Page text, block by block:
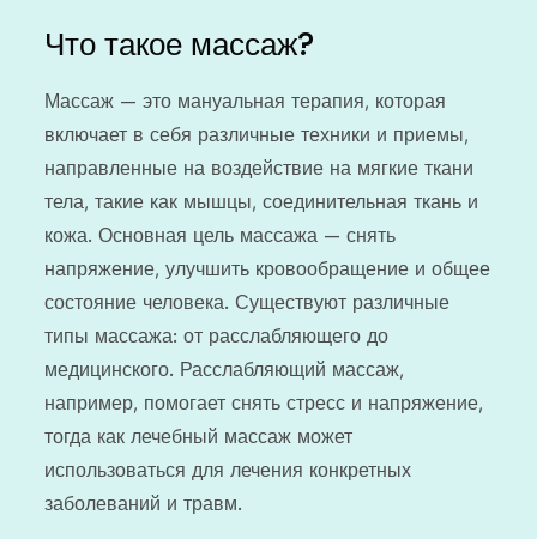
Что такое массаж?
Массаж — это мануальная терапия, которая
включает в себя различные техники и приемы,
направленные на воздействие на мягкие ткани
тела, такие как мышцы, соединительная ткань и
кожа. Основная цель массажа — снять
напряжение, улучшить кровообращение и общее
состояние человека. Существуют различные
типы массажа: от расслабляющего до
медицинского. Расслабляющий массаж,
например, помогает снять стресс и напряжение,
тогда как лечебный массаж может
использоваться для лечения конкретных
заболеваний и травм.